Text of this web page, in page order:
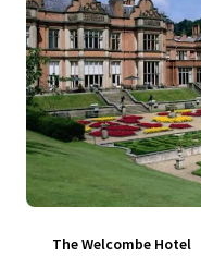
The Welcombe Hotel